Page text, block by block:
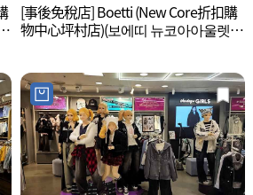
[事後免稅店] Boetti (New Core折扣購
物中心坪村店)(보에띠 뉴코아아울렛